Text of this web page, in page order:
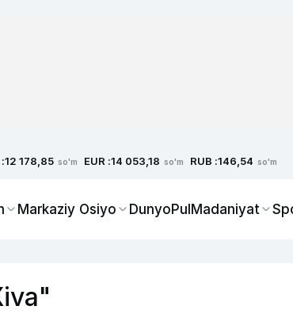
12 178,85 so'm EUR :14 053,18 so'm RUB :146,54 so'm
Markaziy Osiyo DunyoPulMadaniyat